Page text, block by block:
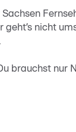
nicht
brauchst nur